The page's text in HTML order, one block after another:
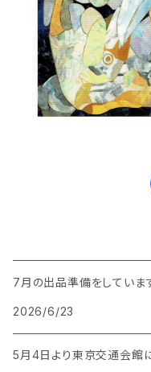
7月の出品準備をしていま
2026/6/23
5月4日より東京交通会館